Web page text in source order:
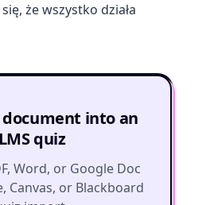
że wszystko działa
into an
LMS quiz
Word, or Google Doc
Canvas, or Blackboard